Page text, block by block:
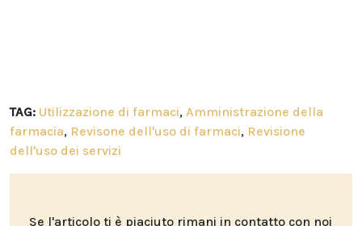
TAG: Utilizzazione di farmaci, Amministrazione della
farmacia, Revisone dell'uso di farmaci, Revisione
dell'uso dei servizi
Se l'articolo ti è piaciuto rimani in contatto con noi